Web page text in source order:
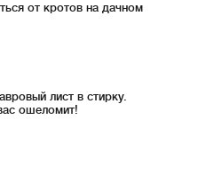
от кротов на дачном
лист в стирку.
ошеломит!